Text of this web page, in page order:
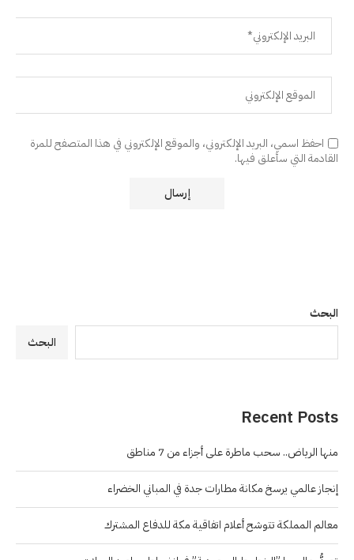
احفظ اسمي، البريد الإلكتروني، والموقع الإلكتروني في هذا المتصفح للمرة
القادمة التي سأعلق فيها.
البحث
البحث
Recent Posts
منها الرياض.. سحب ماطرة على أجزاء من 7 مناطق
إنجاز عالمي يرسخ مكانة مطارات جدة في المباني الخضراء
معالم المملكة تتوشح أعلام اتفاقية مكة للدفاع المشترك